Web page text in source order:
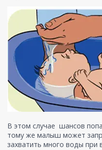
В этом случае шансов
тому же малыш может
захватить много воды при